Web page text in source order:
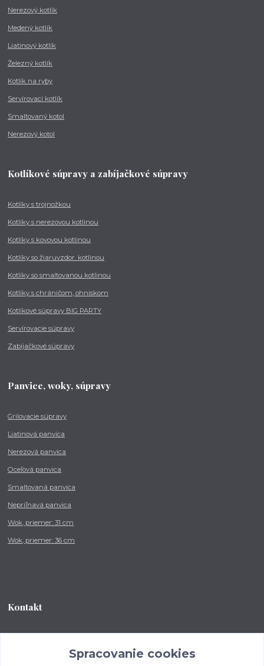
Nerezový kotlík
Medený kotlík
Liatinový kotlík
Železný kotlík
Kotlík na ryby
Servírovací kotlík
Smaltovaný kotol
Nerezový kotol
Kotlíkové súpravy a zabíjačkové súpravy
Kotlíky s trojnožkou
Kotlíky s nerezovou kotlinou
Kotlíky s kovovou kotlinou
Kotlíky so žiaruvzdor. kotlinou
Kotlíky so smaltovanou kotlinou
Kotlíky s chráničom, ohniskom
Kotlíkové súpravy BIG PARTY
Servírovacie súpravy
Zabíjačkové súpravy
Panvice, woky, súpravy
Grilovacie súpravy
Liatinová panvica
Nerezová panvica
Oceľová panvica
Smaltovaná panvica
Nepriľnavá panvica
Wok, priemer: 31 cm
Wok, priemer: 36 cm
Kontakt
od 8:00 - do 16:00 hodSpracovanie cookies